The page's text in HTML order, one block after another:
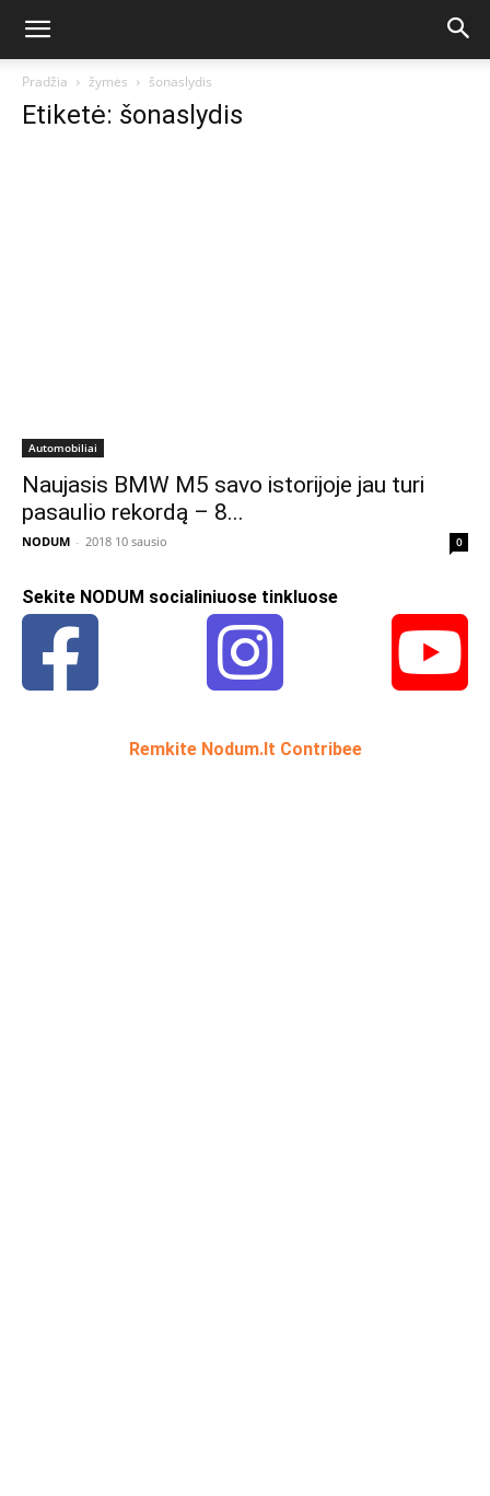
Pradžia žymės šonaslydis
Etiketė: šonaslydis
Automobiliai
Naujasis BMW M5 savo istorijoje jau turi
pasaulio rekordą – 8...
NODUM - 2018 10 sausio 0
Sekite NODUM socialiniuose tinkluose
Remkite Nodum.lt Contribee